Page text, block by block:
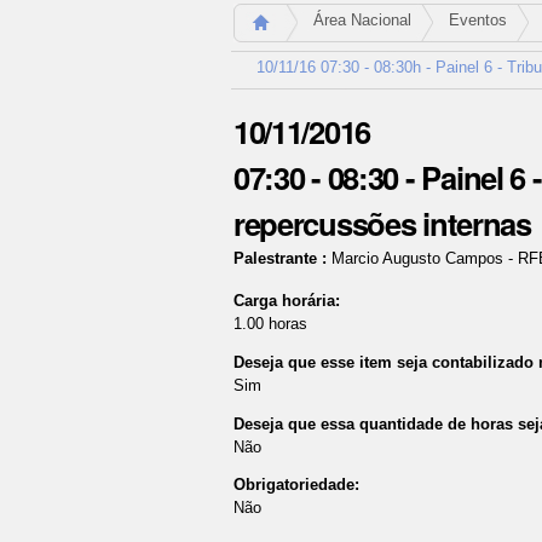
Área Nacional Eventos
10/11/16 07:30 - 08:30h - Painel 6 -
10/11/2016
07:30 - 08:30-Painel 6
repercussões internas
Palestrante : Marcio Augusto Campos -
Carga horária:
1.00 horas
Deseja que esse item seja
Sim
Deseja que essa quantidade de horas
Não
Obrigatoriedade:
Não